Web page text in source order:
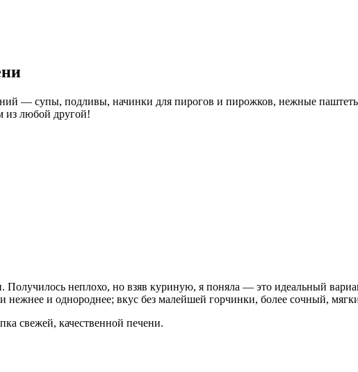
— супы, подливы, начинки для пирогов и пирожков, нежные
из любой другой!
неплохо, но взяв куриную, я поняла — это идеальный
нежнее и однороднее; вкус без малейшей горчинки, более сочный,
свежей, качественной печени.